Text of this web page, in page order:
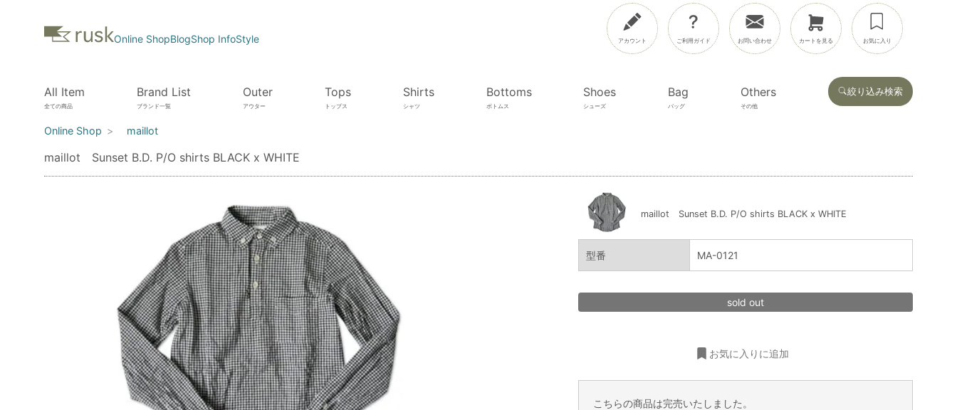
Online ShopBlogShop InfoStyle アカウント ご利用ガイド お問い合わせ カートを見る お気に入り
All Item
全ての商品
Brand List
ブランド一覧
Outer
アウター
Tops
トップス
Shirts
シャツ
Bottoms
ボトムス
Shoes
シューズ
Bag
バッグ
Others
その他
絞り込み検索
Online Shop maillot
maillot Sunset B.D. P/O shirts BLACK x WHITE
maillot Sunset B.D. P/O shirts BLACK x WHITE
型番 MA-0121
sold out
お気に入りに追加
こちらの商品は完売いたしました。